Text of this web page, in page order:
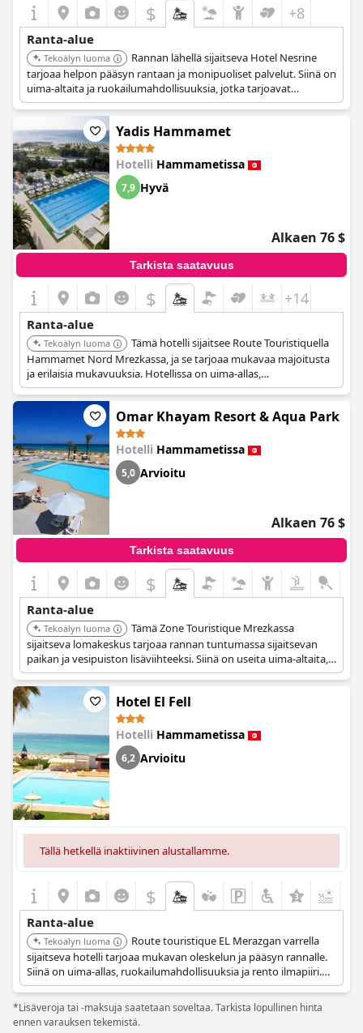
$ +8
Ranta-alue
Tekoälyn luoma
Rannan lähellä sijaitseva Hotel Nesrine
tarjoaa helpon pääsyn rantaan ja monipuoliset palvelut. Siinä on
uima-altaita ja ruokailumahdollisuuksia, jotka tarjoavat
mukavan ja kätevän tukikohdan rantalomaan.
Yadis Hammamet
Hotelli Hammametissa
7,9 Hyvä
Alkaen 76 $
Tarkista saatavuus
$ +14
Ranta-alue
Tekoälyn luoma
Tämä hotelli sijaitsee Route Touristiquella
Hammamet Nord Mrezkassa, ja se tarjoaa mukavaa majoitusta
ja erilaisia mukavuuksia. Hotellissa on uima-allas,
ruokailumahdollisuuksia ja se sijaitsee lähellä rantaa, joten se on
kätevä valinta rentouttavalle lomalle.
Omar Khayam Resort & Aqua Park
Hotelli Hammametissa
5,0 Arvioitu
Alkaen 76 $
Tarkista saatavuus
$
Ranta-alue
Tekoälyn luoma
Tämä Zone Touristique Mrezkassa
sijaitseva lomakeskus tarjoaa rannan tuntumassa sijaitsevan
paikan ja vesipuiston lisäviihteeksi. Siinä on useita uima-altaita,
ruokailumahdollisuuksia ja perheille sopivia aktiviteetteja.
Vieraat arvostavat hauskaa ilmapiiriä ja käytettävissä olevien
tilojen monipuolisuutta.Hotel El Fell
Hotelli Hammametissa
6,2 Arvioitu
Tällä hetkellä inaktiivinen alustallamme.
$
Ranta-alue
Tekoälyn luoma
Route touristique EL Merazgan varrella
sijaitseva hotelli tarjoaa mukavan oleskelun ja pääsyn rannalle.
Siinä on uima-allas, ruokailumahdollisuuksia ja rento ilmapiiri.
Asiakkaat arvostavat sen läheisyyttä rantaan ja paikallisiin
nähtävyyksiin.
*Lisäveroja tai -maksuja saatetaan soveltaa. Tarkista lopullinen hinta
ennen varauksen tekemistä.